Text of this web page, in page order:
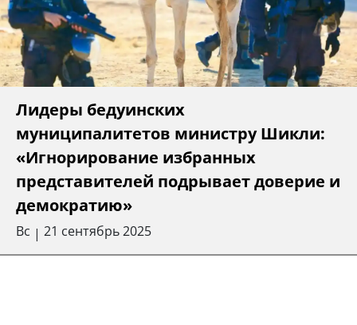
Лидеры бедуинских
муниципалитетов министру Шикли:
«Игнорирование избранных
представителей подрывает доверие и
демократию»
Вс | 21 сентябрь 2025